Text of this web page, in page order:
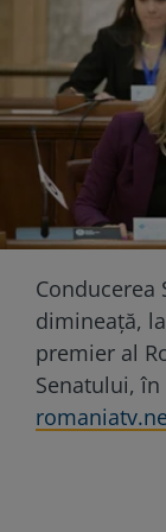
Conducerea
dimineață,
premier al
Senatului,